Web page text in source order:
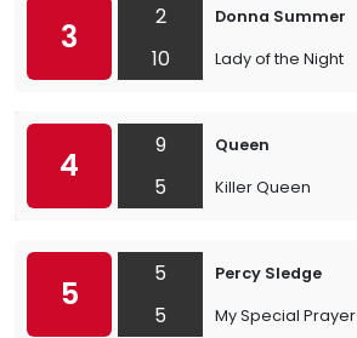
3
2
10
Donna Summer
Lady of the Night
4
9
5
Queen
Killer Queen
5
5
5
Percy Sledge
My Special Prayer